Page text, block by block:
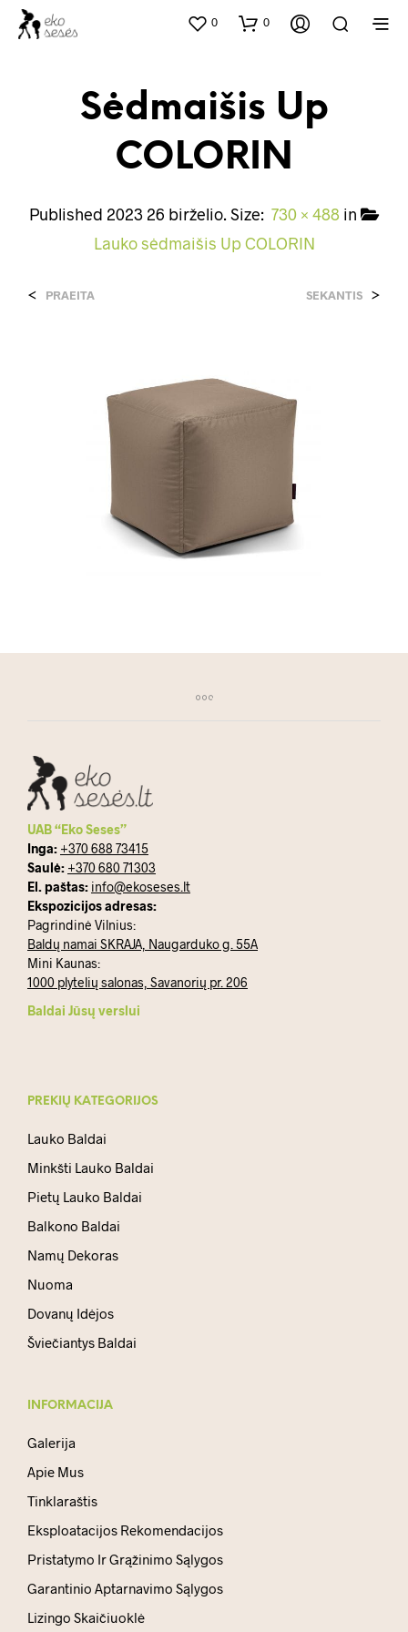
0 0
Sėdmaišis Up
COLORIN
Published 2023 26 birželio. Size: 730 × 488 in
Lauko sėdmaišis Up COLORIN
< PRAEITA SEKANTIS >
UAB “Eko Seses”
Inga: +370 688 73415
Saulė: +370 680 71303
El. paštas: info@ekoseses.lt
Ekspozicijos adresas:
Pagrindinė Vilnius:
Baldų namai SKRAJA, Naugarduko g. 55A
Mini Kaunas:
1000 plytelių salonas, Savanorių pr. 206
Baldai Jūsų verslui
PREKIŲ KATEGORIJOS
Lauko Baldai
Minkšti Lauko Baldai
Pietų Lauko Baldai
Balkono Baldai
Namų Dekoras
Nuoma
Dovanų Idėjos
Šviečiantys Baldai
INFORMACIJA
Galerija
Apie Mus
Tinklaraštis
Eksploatacijos Rekomendacijos
Pristatymo Ir Grąžinimo Sąlygos
Garantinio Aptarnavimo Sąlygos
Lizingo Skaičiuoklė